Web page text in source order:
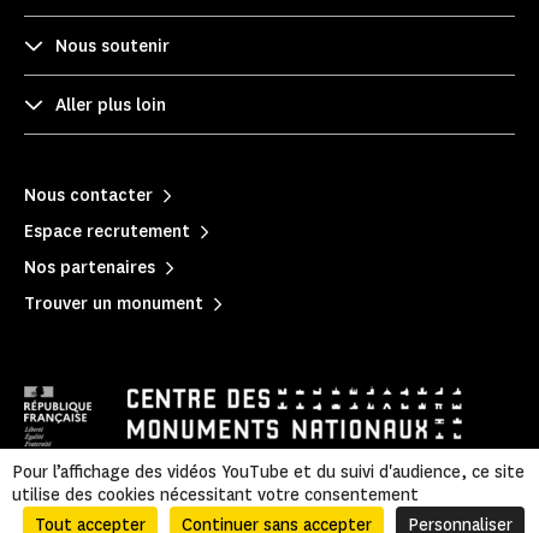
Nous soutenir
Aller plus loin
Nous contacter
Espace recrutement
Nos partenaires
Trouver un monument
Mentions légales Politique de confidentialité
|
Informations légales et administratives
| Plan du site
Pour l’affichage des vidéos YouTube et du suivi d'audience, ce site
utilise des cookies nécessitant votre consentement
Tout accepter
Continuer sans accepter Personnaliser